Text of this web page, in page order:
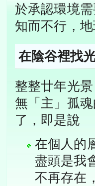
於承認環境
知而不行，
在陰谷裡找
整整廿年光
無「主」孤
了，即是說
在個人的
盡頭是我
不再存在